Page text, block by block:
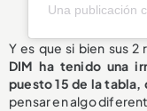
Una publicación
Y es que si bien sus
DIM ha tenido una
puesto 15 de la tabla,
pensar en algo